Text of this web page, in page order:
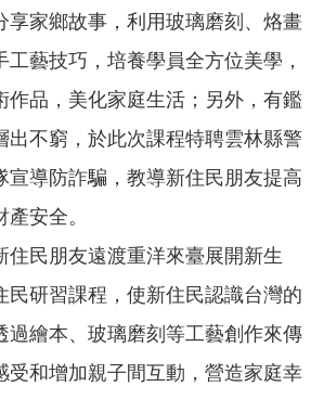
享家鄉故事，利用玻璃磨刻、烙畫
工藝技巧，培養學員全方位美學，
作品，美化家庭生活；另外，有鑑
出不窮，於此次課程特聘雲林縣警
宣導防詐騙，教導新住民朋友提高
安全。
住民朋友遠渡重洋來臺展開新生
民研習課程，使新住民認識台灣的
過繪本、玻璃磨刻等工藝創作來傳
受和增加親子間互動，營造家庭幸